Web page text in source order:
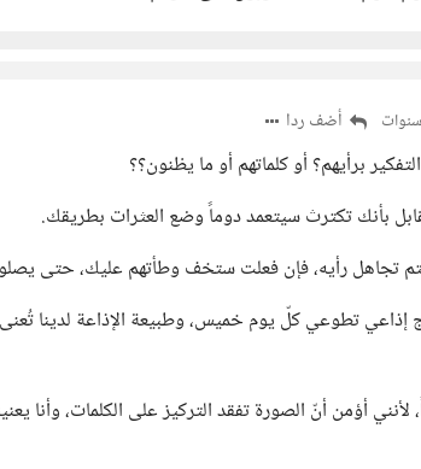
أضف ردا
برأيهم؟ أو كلماتهم أو ما يظنون؟؟
بأنك تكترث سيتعمد دوماً وضع العثرات بطريقك.
تجاهل رأيه، فإن فعلت ستخف وطأتهم عليك، حتى
إذاعي تطوعي كلّ يوم خميس، وطبيعة الإذاعة لدينا
أؤمن أنّ الصورة تفقد التركيز على الكلمات، وأنا